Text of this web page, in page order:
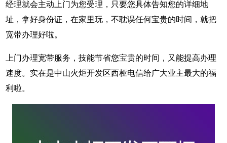
经理就会主动上门为您受理，只要您具体告知您的详细地
址，拿好身份证，在家里玩，不耽误任何宝贵的时间，就把
宽带办理好啦。
上门办理宽带服务，技能节省您宝贵的时间，又能提高办理
速度。实在是中山火炬开发区西桠电信给广大业主最大的福
利啦。